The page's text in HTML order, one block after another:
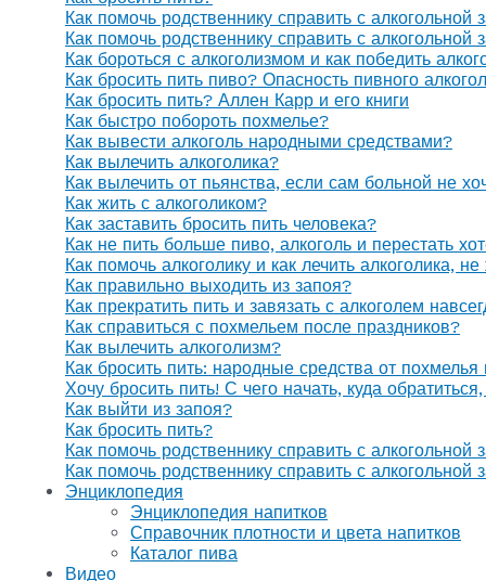
Как помочь родственнику справить с алкогольной
Как помочь родственнику справить с алкогольной
Как бороться с алкоголизмом и как победить
Как бросить пить пиво? Опасность пивного
Как бросить пить? Аллен Карр и его книги
Как быстро побороть похмелье?
Как вывести алкоголь народными средствами?
Как вылечить алкоголика?
Как вылечить от пьянства, если сам больной не
Как жить с алкоголиком?
Как заставить бросить пить человека?
Как не пить больше пиво, алкоголь и перестать
Как помочь алкоголику и как лечить алкоголика,
Как правильно выходить из запоя?
Как прекратить пить и завязать с алкоголем
Как справиться с похмельем после праздников?
Как вылечить алкоголизм?
Как бросить пить: народные средства от похмелья
Хочу бросить пить! С чего начать, куда
Как выйти из запоя?
Как бросить пить?
Как помочь родственнику справить с алкогольной
Как помочь родственнику справить с алкогольной
Энциклопедия
Энциклопедия напитков
Справочник плотности и цвета напитков
Каталог пива
Видео